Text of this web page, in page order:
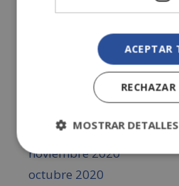
febrero 2021
diciembre 2020
noviembre 2020
octubre 2020
ACEPTAR
MOSTRAR DETALLES